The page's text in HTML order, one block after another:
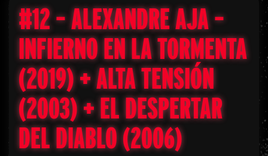
#12 – ALEXANDRE AJA –
INFIERNO EN LA TORMENTA
(2019) + ALTA TENSIÓN
(2003) + EL DESPERTAR
DEL DIABLO (2006)